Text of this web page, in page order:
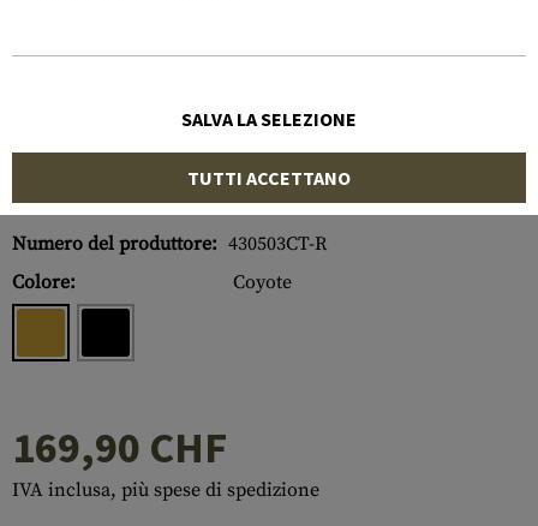
Numero di articolo:
10110930100
Numero del produttore: 430503CT-R
Colore:
Coyote
169,90 CHF
IVA inclusa, più spese di spedizione
SALVA LA SELEZIONE
TUTTI ACCETTANO